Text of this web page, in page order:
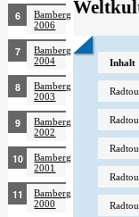
Bamberg
2006
Bamberg
2004
Bamberg
2003
Bamberg
2002
Bamberg
2001
Bamberg
2000
Inhalt